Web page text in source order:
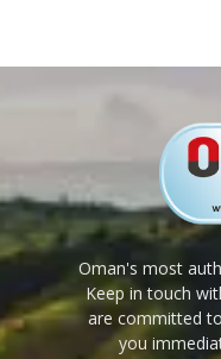
Oman's most
Keep in touch
are committed
you